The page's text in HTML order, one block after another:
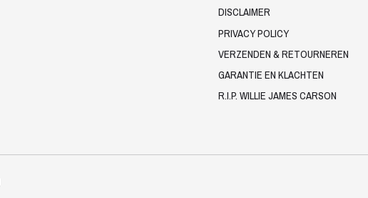
DISCLAIMER
PRIVACY POLICY
VERZENDEN & RETOURNEREN
GARANTIE EN KLACHTEN
R.I.P. WILLIE JAMES CARSON